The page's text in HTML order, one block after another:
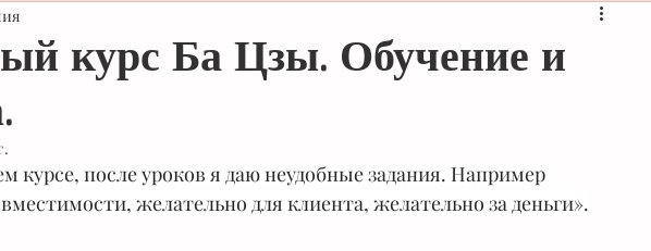
Символические звезды
курс Ба Цзы. Обучение и
курсе, после уроков я даю неудобные задания. Например
желательно для клиента, желательно за деньги».